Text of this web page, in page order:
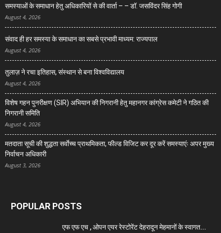
समस्याओं के समाधान हेतु अधिकारियों से की वार्ता – – डॉ. जसविंदर सिंह गोगी
August 4, 2026
संवाद ही हर समस्या के समाधान का सबसे प्रभावी माध्यम: राज्यपाल
August 4, 2026
तुलाज़ ने रचा इतिहास, संस्थान से बना विश्वविद्यालय
August 4, 2026
विशेष गहन पुनरीक्षण (SIR) अभियान की निगरानी हेतु महानगर कांग्रेस कमेटी ने गठित की
निगरानी समिति
August 4, 2026
मतदाता सूची की शुद्धता सर्वाेच्च प्राथमिकता, फील्ड विजिट कर दूर करें समस्याएंः अपर मुख्य
निर्वाचन अधिकारी
August 3, 2026
POPULAR POSTS
एफ एफ एच , ओपन एयर रेस्टोरेंट देहरादून मेहमानों के स्वागत...